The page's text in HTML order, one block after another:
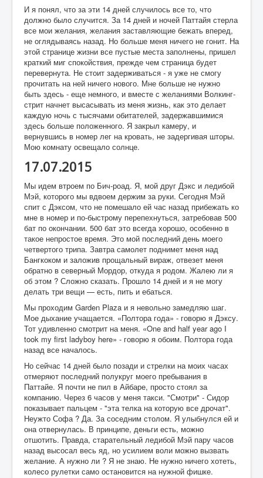
И я понял, что за эти 14 дней случилось все то, что
должно было случится. За 14 дней и ночей Паттайя стерла
все мои желания, желания заставляющие бежать вперед,
не оглядываясь назад. Но больше меня ничего не гонит. На
этой странице жизни все пустые места заполнены, пришел
краткий миг спокойствия, прежде чем страница будет
перевернута. Не стоит задерживаться - я уже не смогу
прочитать на ней ничего нового. Мне больше не нужно
быть здесь - еще немного, и вместе с желаниями Волкинг-
стрит начнет высасывать из меня жизнь, как это делает
каждую ночь с тысячами обитателей, задержавшимися
здесь больше положенного. Я закрыл камеру, и
вернувшись в номер лег на кровать, не задергивая шторы.
Мою комнату освещало солнце.
17.07.2015
Мы идем втроем по Бич-роад. Я, мой друг Дэкс и ледибой
Мэй, которого мы вдвоем держим за руки. Сегодня Мэй
спит с Дэксом, что не помешало ей час назад прибежать ко
мне в номер и по-быстрому перепехнуться, затребовав 500
бат по окончании. 500 бат это всегда хорошо, особенно в
такое непростое время. Это мой последний день моего
четвертого трипа. Завтра самолет поднимет меня над
Бангкоком и заложив прощальный вираж, отвезет меня
обратно в северный Мордор, откуда я родом. Жалею ли я
об этом ? Сложно сказать. Прошло 14 дней и я не могу
делать три вещи — есть, пить и ебаться.
Мы проходим Garden Plaza и я невольно замедляю шаг.
Мое дыхание учащается. «Полтора года» - говорю я Дэксу.
Тот удивленно смотрит на меня. «One and half year ago I
took my first ladyboy here» - говорю я обоим. Полтора года
назад все началось.
Но сейчас 14 дней было позади и стрелки на моих часах
отмеряют последний полукруг моего пребывания в
Паттайе. Я почти не пил в Айбаре, просто стоял за
компанию. Через 6 часов у меня такси. "Смотри" - Сидор
показывает пальцем - "эта телка на которую все дрочат".
Неужто Софа ? Да. За соседним столом. Я улыбнулся ей и
она отвернулась. В принципе, деньги есть, можно
отшотить. Правда, старательный ледибой Мэй пару часов
назад высосал весь яд, но усилием воли можно вызвать
желание. А нужно ли ? Я не знаю. Не нужно ничего хотеть,
колесо рулетки само остановится на нужной фишке.